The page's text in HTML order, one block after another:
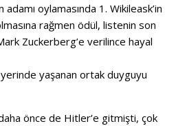
adamı oylamasında 1. Wikileask’in
rağmen ödül, listenin son
Zuckerberg’e verilince hayal
yaşanan ortak duyguyu
önce de Hitler’e gitmişti, çok